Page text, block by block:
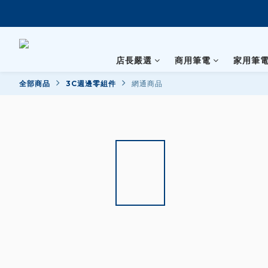
店長嚴選 商用筆電 家用筆
全部商品 3C週邊零組件 網通商品